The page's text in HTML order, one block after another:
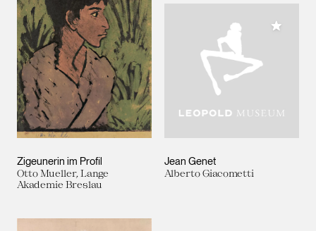
Zigeunerin im Profil
Otto Mueller, Lange
Akademie Breslau
Jean Genet
Alberto Giacometti
Meiner